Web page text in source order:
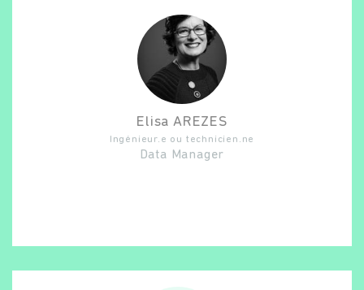
Elisa AREZES
Ingénieur.e ou technicien.ne
Data Manager